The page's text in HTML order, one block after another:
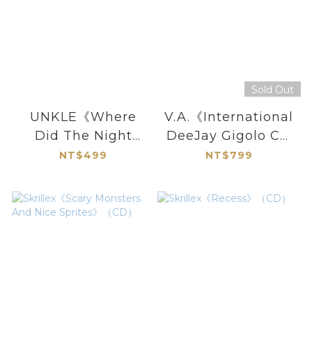
UNKLE《Where
Did The Night
Fall》（CD）
NT$499
Sold Out
V.A.《International
DeeJay Gigolo CD
Six selected by DJ
NT$799